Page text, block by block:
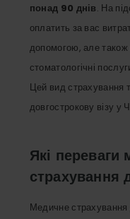
понад 90 днів. На
оплатить за вас
допомогою, але також
стоматологічні
Цей вид страхування
довгострокову візу у
Які переваги
страхування
Медичне страхування